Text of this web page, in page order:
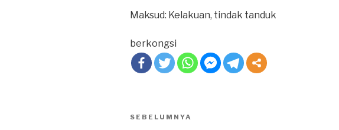
Maksud: Kelakuan, tindak tanduk
berkongsi
Post
Previous
SEBELUMNYA